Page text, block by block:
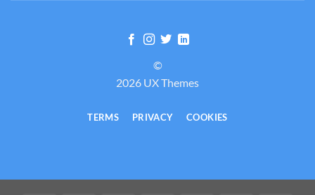
©
2026 UX Themes
TERMS PRIVACY COOKIES